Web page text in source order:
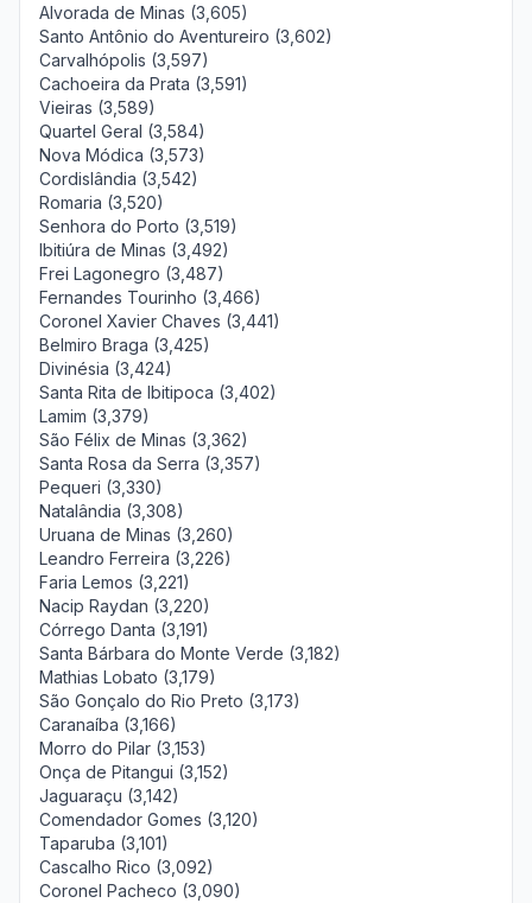
Alvorada de Minas (3,605)
Santo Antônio do Aventureiro (3,602)
Carvalhópolis (3,597)
Cachoeira da Prata (3,591)
Vieiras (3,589)
Quartel Geral (3,584)
Nova Módica (3,573)
Cordislândia (3,542)
Romaria (3,520)
Senhora do Porto (3,519)
Ibitiúra de Minas (3,492)
Frei Lagonegro (3,487)
Fernandes Tourinho (3,466)
Coronel Xavier Chaves (3,441)
Belmiro Braga (3,425)
Divinésia (3,424)
Santa Rita de Ibitipoca (3,402)
Lamim (3,379)
São Félix de Minas (3,362)
Santa Rosa da Serra (3,357)
Pequeri (3,330)
Natalândia (3,308)
Uruana de Minas (3,260)
Leandro Ferreira (3,226)
Faria Lemos (3,221)
Nacip Raydan (3,220)
Córrego Danta (3,191)
Santa Bárbara do Monte Verde (3,182)
Mathias Lobato (3,179)
São Gonçalo do Rio Preto (3,173)
Caranaíba (3,166)
Morro do Pilar (3,153)
Onça de Pitangui (3,152)
Jaguaraçu (3,142)
Comendador Gomes (3,120)
Taparuba (3,101)
Cascalho Rico (3,092)
Coronel Pacheco (3,090)